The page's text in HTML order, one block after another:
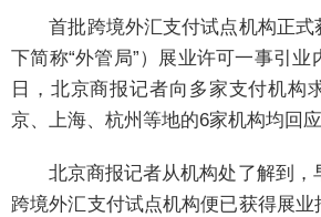
首批跨境外汇支付试点机构正式
下简称“外管局”）展业许可一事引
日，北京商报记者向多家支付机构
京、上海、杭州等地的6家机构均回
北京商报记者从机构处了解到，
跨境外汇支付试点机构便已获得展